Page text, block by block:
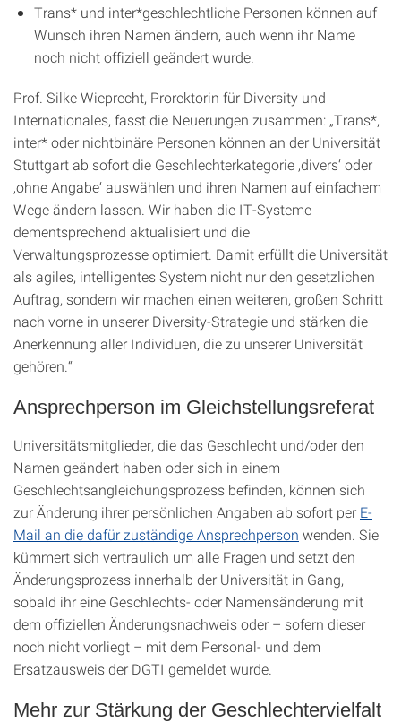
Trans* und inter*geschlechtliche Personen können auf
Wunsch ihren Namen ändern, auch wenn ihr Name
noch nicht offiziell geändert wurde.
Prof. Silke Wieprecht, Prorektorin für Diversity und
Internationales, fasst die Neuerungen zusammen: „Trans*,
inter* oder nichtbinäre Personen können an der Universität
Stuttgart ab sofort die Geschlechterkategorie ‚divers‘ oder
‚ohne Angabe‘ auswählen und ihren Namen auf einfachem
Wege ändern lassen. Wir haben die IT-Systeme
dementsprechend aktualisiert und die
Verwaltungsprozesse optimiert. Damit erfüllt die Universität
als agiles, intelligentes System nicht nur den gesetzlichen
Auftrag, sondern wir machen einen weiteren, großen Schritt
nach vorne in unserer Diversity-Strategie und stärken die
Anerkennung aller Individuen, die zu unserer Universität
gehören.“
Ansprechperson im Gleichstellungsreferat
Universitätsmitglieder, die das Geschlecht und/oder den
Namen geändert haben oder sich in einem
Geschlechtsangleichungsprozess befinden, können sich
zur Änderung ihrer persönlichen Angaben ab sofort per E-
Mail an die dafür zuständige Ansprechperson wenden. Sie
kümmert sich vertraulich um alle Fragen und setzt den
Änderungsprozess innerhalb der Universität in Gang,
sobald ihr eine Geschlechts- oder Namensänderung mit
dem offiziellen Änderungsnachweis oder – sofern dieser
noch nicht vorliegt – mit dem Personal- und dem
Ersatzausweis der DGTI gemeldet wurde.
Mehr zur Stärkung der Geschlechtervielfalt